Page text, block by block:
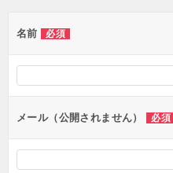
ー
シ
ン
名前 必須
メール（公開されません） 必須